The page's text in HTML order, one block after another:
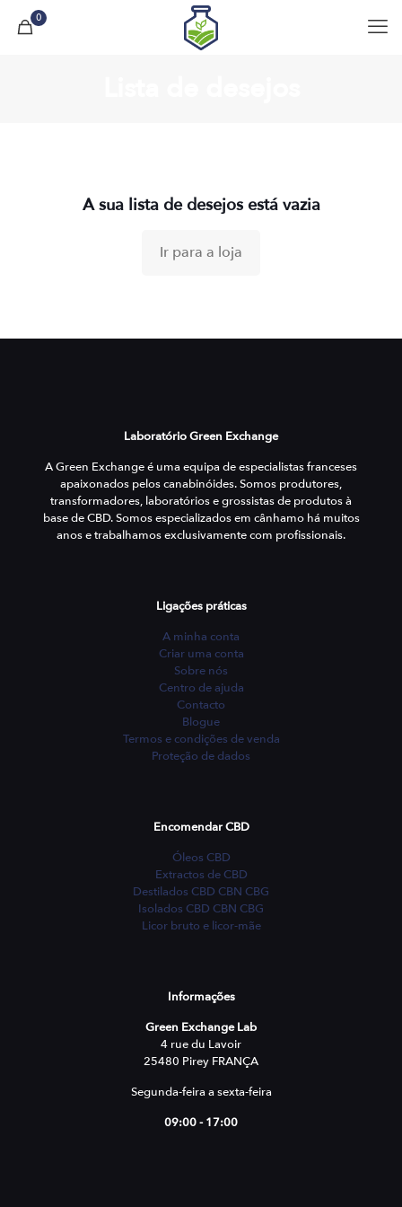
0
A sua lista de desejos está vazia
Ir para a loja
Laboratório Green Exchange
A Green Exchange é uma equipa de especialistas franceses
apaixonados pelos canabinóides. Somos produtores,
transformadores, laboratórios e grossistas de produtos à
base de CBD. Somos especializados em cânhamo há muitos
anos e trabalhamos exclusivamente com profissionais.
Ligações práticas
A minha conta
Criar uma conta
Sobre nós
Centro de ajuda
Contacto
Blogue
Termos e condições de venda
Proteção de dados
Encomendar CBD
Óleos CBD
Extractos de CBD
Destilados CBD CBN CBG
Isolados CBD CBN CBG
Licor bruto e licor-mãe
Informações
Green Exchange Lab
4 rue du Lavoir
25480 Pirey FRANÇA
Segunda-feira a sexta-feira
09:00 - 17:00